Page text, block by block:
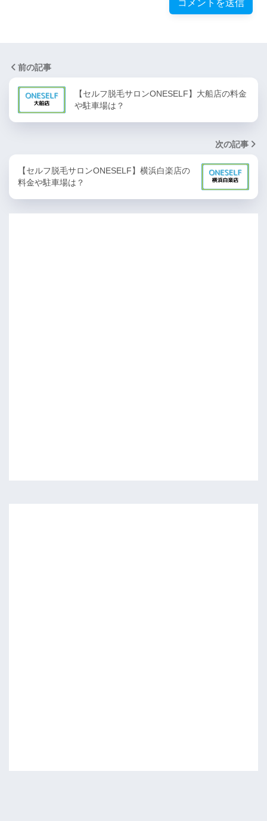
前の記事
【セルフ脱毛サロンONESELF】大船店の料金
や駐車場は？
次の記事
【セルフ脱毛サロンONESELF】横浜白楽店の
料金や駐車場は？